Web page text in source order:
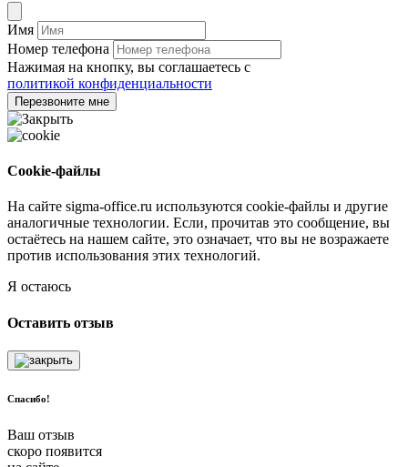
Имя
Номер телефона
Нажимая на кнопку, вы соглашаетесь с
политикой конфиденциальности
Перезвоните мне
Cookie-файлы
На сайте sigma-office.ru используются cookie-файлы и другие
аналогичные технологии. Если, прочитав это сообщение, вы
остаётесь на нашем сайте, это означает, что вы не возражаете
против использования этих технологий.
Я остаюсь
Оставить отзыв
Спасибо!
Ваш отзыв
скоро появится